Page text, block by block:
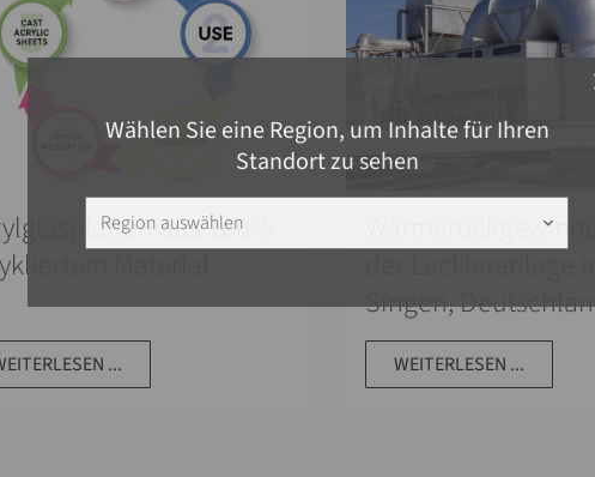
Wählen Sie eine Region, um Inhalte für Ihren
Standort zu sehen
Region auswählen keyboard_arrow_down
aus 100%
Material
...
Singen,
WEITERLESEN ...